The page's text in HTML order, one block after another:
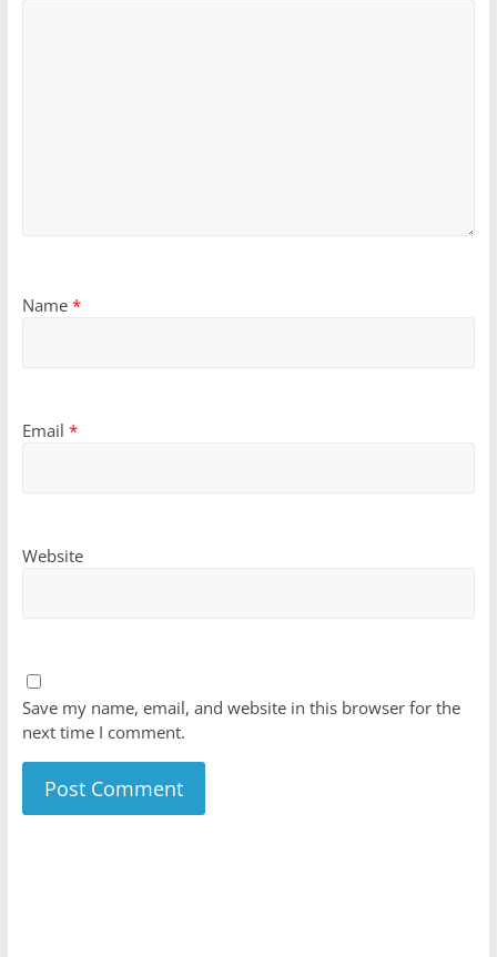
Name *
Email *
Website
Save my name, email, and website in this browser for the
next time I comment.